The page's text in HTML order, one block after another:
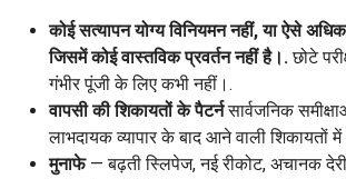
कोई सत्यापन योग्य विनियमन नहीं, या ऐसे
जिसमें कोई वास्तविक प्रवर्तन नहीं है।.छोटे
गंभीर पूंजी के लिए कभी नहीं।.
वापसी की शिकायतों के पैटर्नसार्वजनिक
लाभदायक व्यापार के बाद आने वाली शिकायतों
मुनाफे— बढ़ती स्लिपेज, नई रीकोट, अचानक देरी